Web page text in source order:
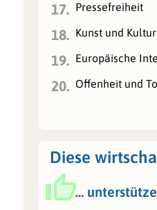
17. Pressefreiheit
18. Kunst und Kultur
19. Europäische
20. Offenheit und
Diese
…